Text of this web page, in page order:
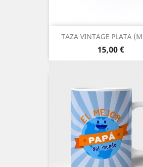
TAZA VINTAGE PLATA
Precio
15,00 €